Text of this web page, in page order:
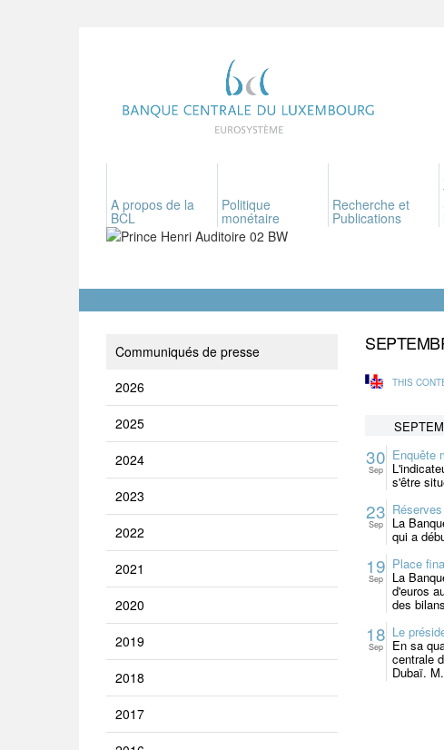
A propos de la
BCL
Politique
monétaire
Recherche et
Publications
Communiqués de presse
2026
2025
2024
2023
2022
2021
2020
2019
2018
2017
THIS
30
Sep
Enquête
s'être
23
Sep La
qui a
19
Sep
Place
La
d'euros
des
18
Sep
Le
En sa
centrale
Dubaï.